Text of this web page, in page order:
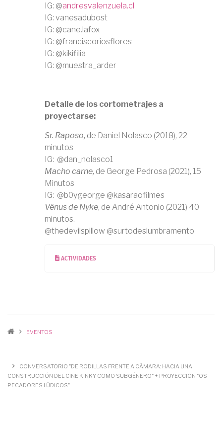
IG: @andresvalenzuela.cl
IG: vanesadubost
IG: @cane.lafox
IG: @franciscoriosflores
IG: @kikifilia
IG: @muestra_arder
Detalle de los cortometrajes a
proyectarse:
Sr. Raposo, de Daniel Nolasco (2018), 22
minutos
IG: @dan_nolasco1
Macho carne, de George Pedrosa (2021), 15
Minutos
IG: @b0ygeorge @kasaraofilmes
Vênus de Nyke, de André Antonio (2021) 40
minutos.
@thedevilspillow @surtodeslumbramento
ACTIVIDADES
ENLACES DE
AYUDA A LA
NAVEGACIÓN
EVENTOS
CONVERSATORIO "DE RODILLAS FRENTE A CÁMARA: HACIA UNA
CONSTRUCCIÓN DEL CINE KINKY COMO SUBGÉNERO" + PROYECCIÓN "OS
PECADORES LÚDICOS"